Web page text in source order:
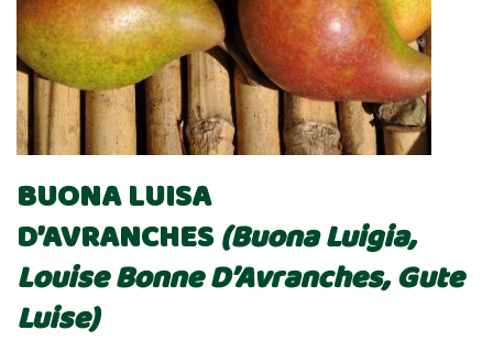
BUONA LUISA
D’AVRANCHES(Buona Luigia,
Louise Bonne D’Avranches, Gute
Luise)